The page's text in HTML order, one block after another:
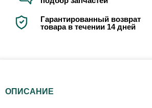
Гарантированный возврат
товара в течении 14 дней
ОПИСАНИЕ